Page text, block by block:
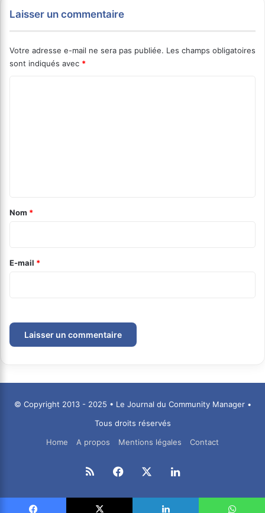
Laisser un commentaire
Votre adresse e-mail ne sera pas publiée. Les champs obligatoires
sont indiqués avec *
a
e
Nom *
E-mail *
© Copyright 2013 - 2025 • Le Journal du Community Manager •
Tous droits réservés
Home
A propos Mentions légales Contact
RSS Facebook Linkedin